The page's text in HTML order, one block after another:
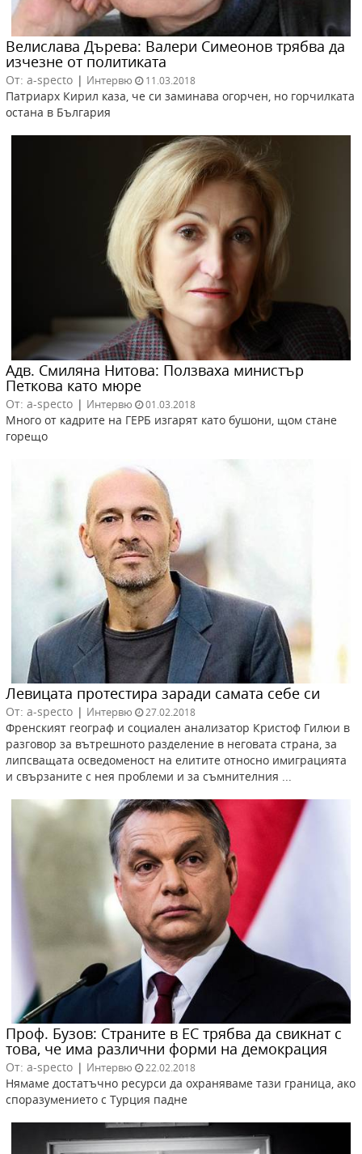
Велислава Дърева: Валери Симеонов трябва да
изчезне от политиката
От: a-specto | Интервю 11.03.2018
Патриарх Кирил каза, че си заминава огорчен, но горчилката
остана в България
Адв. Смиляна Нитова: Ползваха министър
Петкова като мюре
От: a-specto | Интервю 01.03.2018
Много от кадрите на ГЕРБ изгарят като бушони, щом стане
горещо
Левицата протестира заради самата себе си
От: a-specto | Интервю 27.02.2018
Френският географ и социален анализатор Кристоф Гилюи в
разговор за вътрешното разделение в неговата страна, за
липсващата осведоменост на елитите относно имиграцията
и свързаните с нея проблеми и за съмнителния ...
Проф. Бузов: Страните в ЕС трябва да свикнат с
това, че има различни форми на демокрация
От: a-specto | Интервю 22.02.2018
Нямаме достатъчно ресурси да охраняваме тази граница, ако
споразумението с Турция падне